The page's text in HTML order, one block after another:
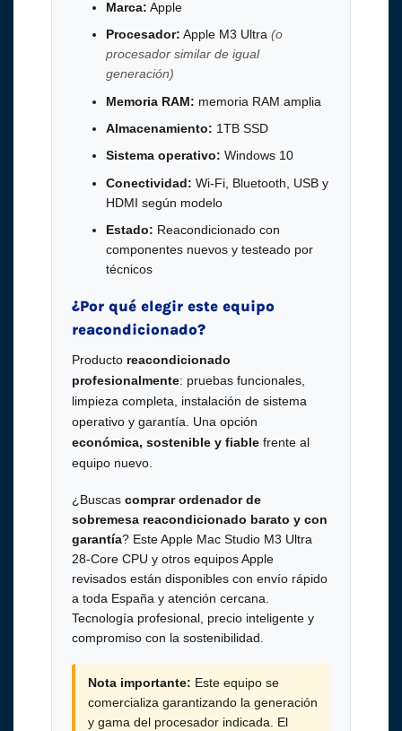
Marca: Apple
Procesador: Apple M3 Ultra (o
procesador similar de igual
generación)
Memoria RAM: memoria RAM amplia
Almacenamiento: 1TB SSD
Sistema operativo: Windows 10
Conectividad: Wi-Fi, Bluetooth, USB y
HDMI según modelo
Estado: Reacondicionado con
componentes nuevos y testeado por
técnicos
¿Por qué elegir este equipo
reacondicionado?
Producto reacondicionado
profesionalmente: pruebas funcionales,
limpieza completa, instalación de sistema
operativo y garantía. Una opción
económica, sostenible y fiablefrente al
equipo nuevo.
¿Buscas comprar ordenador de
sobremesa reacondicionado barato y con
garantía? Este Apple Mac Studio M3 Ultra
28-Core CPU y otros equipos Apple
revisados están disponibles con envío rápido
a toda España y atención cercana.
Tecnología profesional, precio inteligente y
compromiso con la sostenibilidad.
Nota importante: Este equipo se
comercializa garantizando la generación
y gama del procesador indicada. El